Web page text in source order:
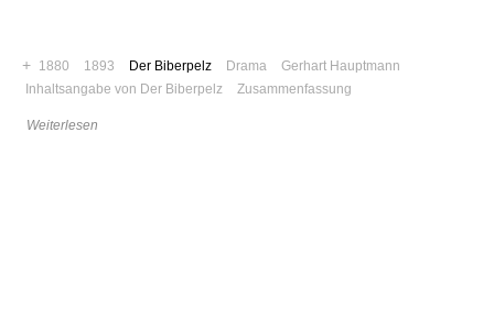
+ 1880 1893 Der Biberpelz Drama
Gerhart Hauptmann
Inhaltsangabe von Der Biberpelz
Zusammenfassung
Weiterlesen